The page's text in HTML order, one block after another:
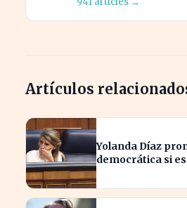
Artículos
Yolanda Díaz
democrática si